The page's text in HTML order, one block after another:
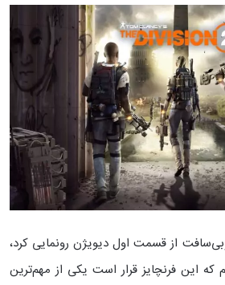
از قسمت اول دیویژن رونمایی کرد،‌
که این فرنچایز قرار است یکی از مهم‌ترین